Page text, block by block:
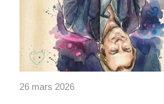
26 mars 2026